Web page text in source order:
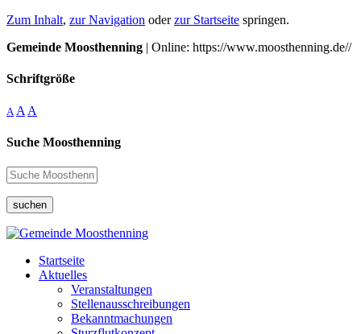
Zum Inhalt, zur Navigation oderzur Startseite springen.
Gemeinde Moosthenning | Online: https://www.moosthenning.de//
Schriftgröße
A A A
Suche Moosthenning
suchen
Startseite
Aktuelles
Veranstaltungen
Stellenausschreibungen
Bekanntmachungen